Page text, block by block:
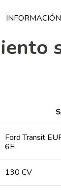
INFORMACIÓN
Ford Transit
6E
130 CV